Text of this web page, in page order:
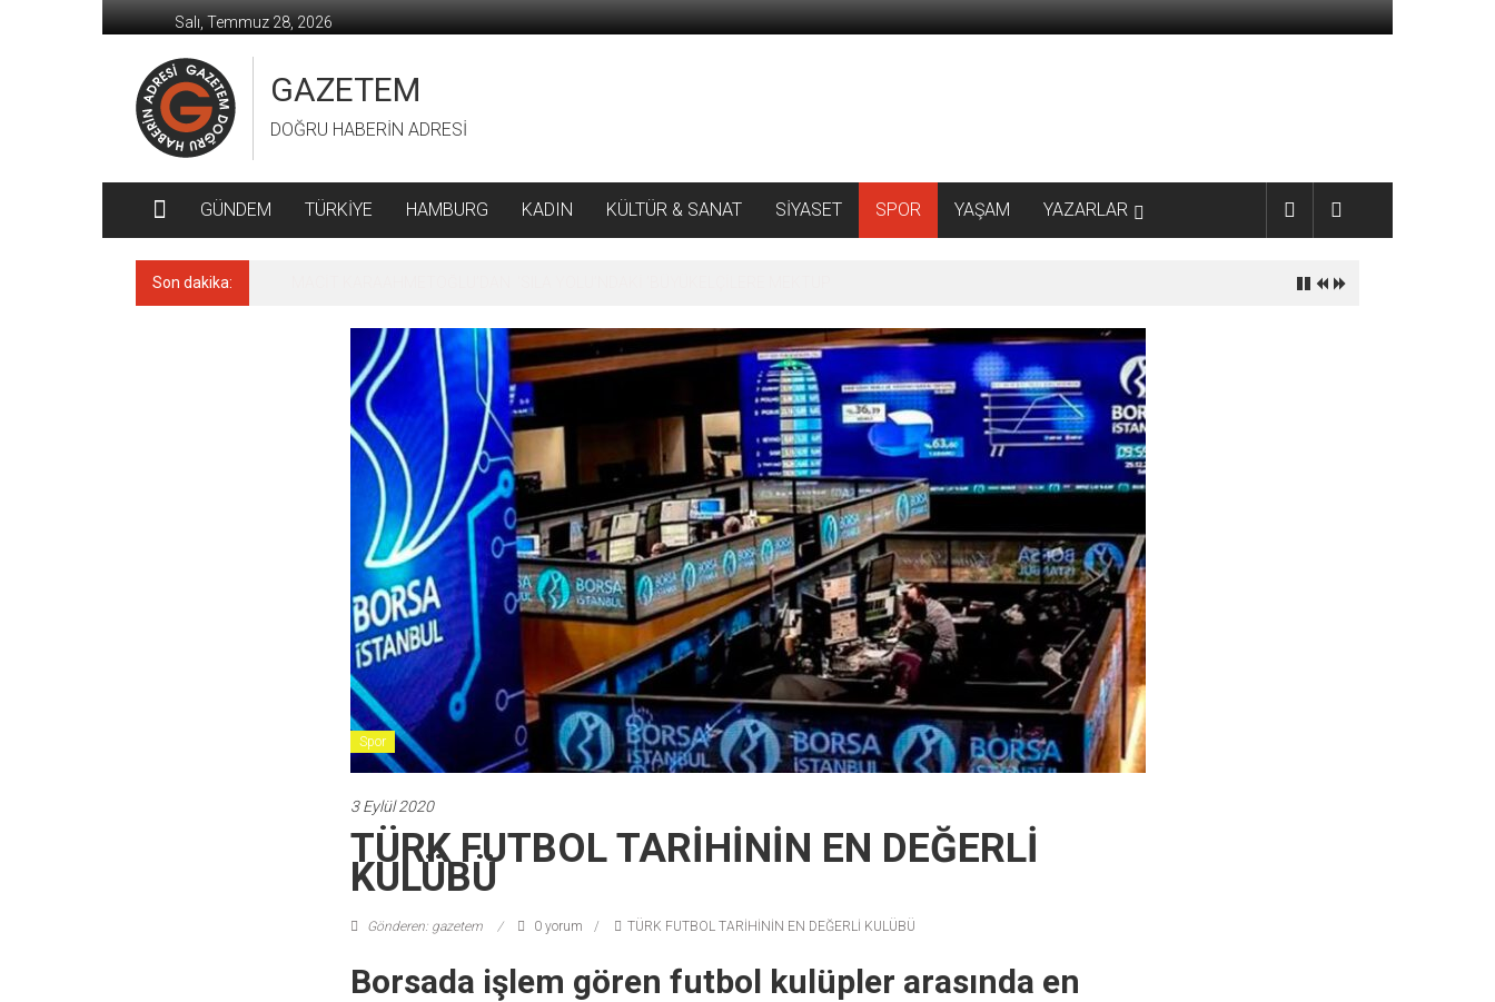
geç
Salı, Temmuz 28, 2026
GAZETEM
DOĞRU HABERİN ADRESİ
GÜNDEM TÜRKİYE HAMBURG KADIN KÜLTÜR & SANAT SİYASET SPOR YAŞAM YAZARLAR
Son dakika:
Spor
3 Eylül 2020
TÜRK FUTBOL TARİHİNİN EN DEĞERLİ
KULÜBÜ
Gönderen: gazetem 0 yorum TÜRK FUTBOL TARİHİNİN EN DEĞERLİ KULÜBÜ
Borsada işlem gören futbol kulüpler arasında en